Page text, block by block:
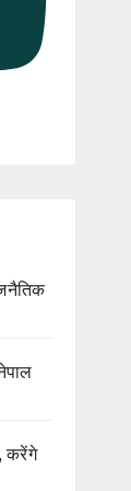
करेंगे